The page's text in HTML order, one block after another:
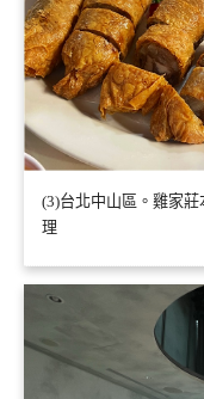
(3)台北中山區。雞家
理